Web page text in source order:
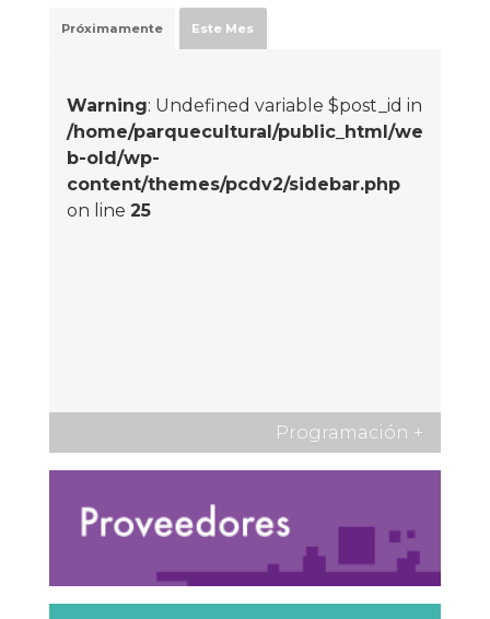
Próximamente Este Mes
Warning: Undefined variable $post_id in
/home/parquecultural/public_html/we
b-old/wp-
content/themes/pcdv2/sidebar.php
on line 25
Programación +